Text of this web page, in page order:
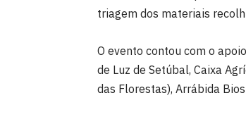
triagem dos materiais
O evento contou com o
de Luz de Setúbal, Caixa
das Florestas), Arrábida